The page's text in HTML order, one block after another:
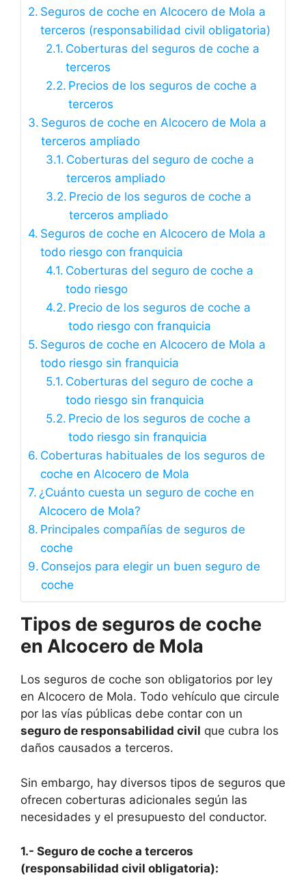
Seguros de coche en Alcocero de Mola a
terceros (responsabilidad civil obligatoria)
Coberturas del seguros de coche a
terceros
Precios de los seguros de coche a
terceros
Seguros de coche en Alcocero de Mola a
terceros ampliado
Coberturas del seguro de coche a
terceros ampliado
Precio de los seguros de coche a
terceros ampliado
Seguros de coche en Alcocero de Mola a
todo riesgo con franquicia
Coberturas del seguro de coche a
todo riesgo
Precio de los seguros de coche a
todo riesgo con franquicia
Seguros de coche en Alcocero de Mola a
todo riesgo sin franquicia
Coberturas del seguro de coche a
todo riesgo sin franquicia
Precio de los seguros de coche a
todo riesgo sin franquicia
Coberturas habituales de los seguros de
coche en Alcocero de Mola
¿Cuánto cuesta un seguro de coche en
Alcocero de Mola?
Principales compañías de seguros de
coche
Consejos para elegir un buen seguro de
coche
Tipos de seguros de coche
en Alcocero de Mola
Los seguros de coche son obligatorios por ley
en Alcocero de Mola. Todo vehículo que circule
por las vías públicas debe contar con un
seguro de responsabilidad civil que cubra los
daños causados a terceros.
Sin embargo, hay diversos tipos de seguros que
ofrecen coberturas adicionales según las
necesidades y el presupuesto del conductor.
1.- Seguro de coche a terceros
(responsabilidad civil obligatoria):